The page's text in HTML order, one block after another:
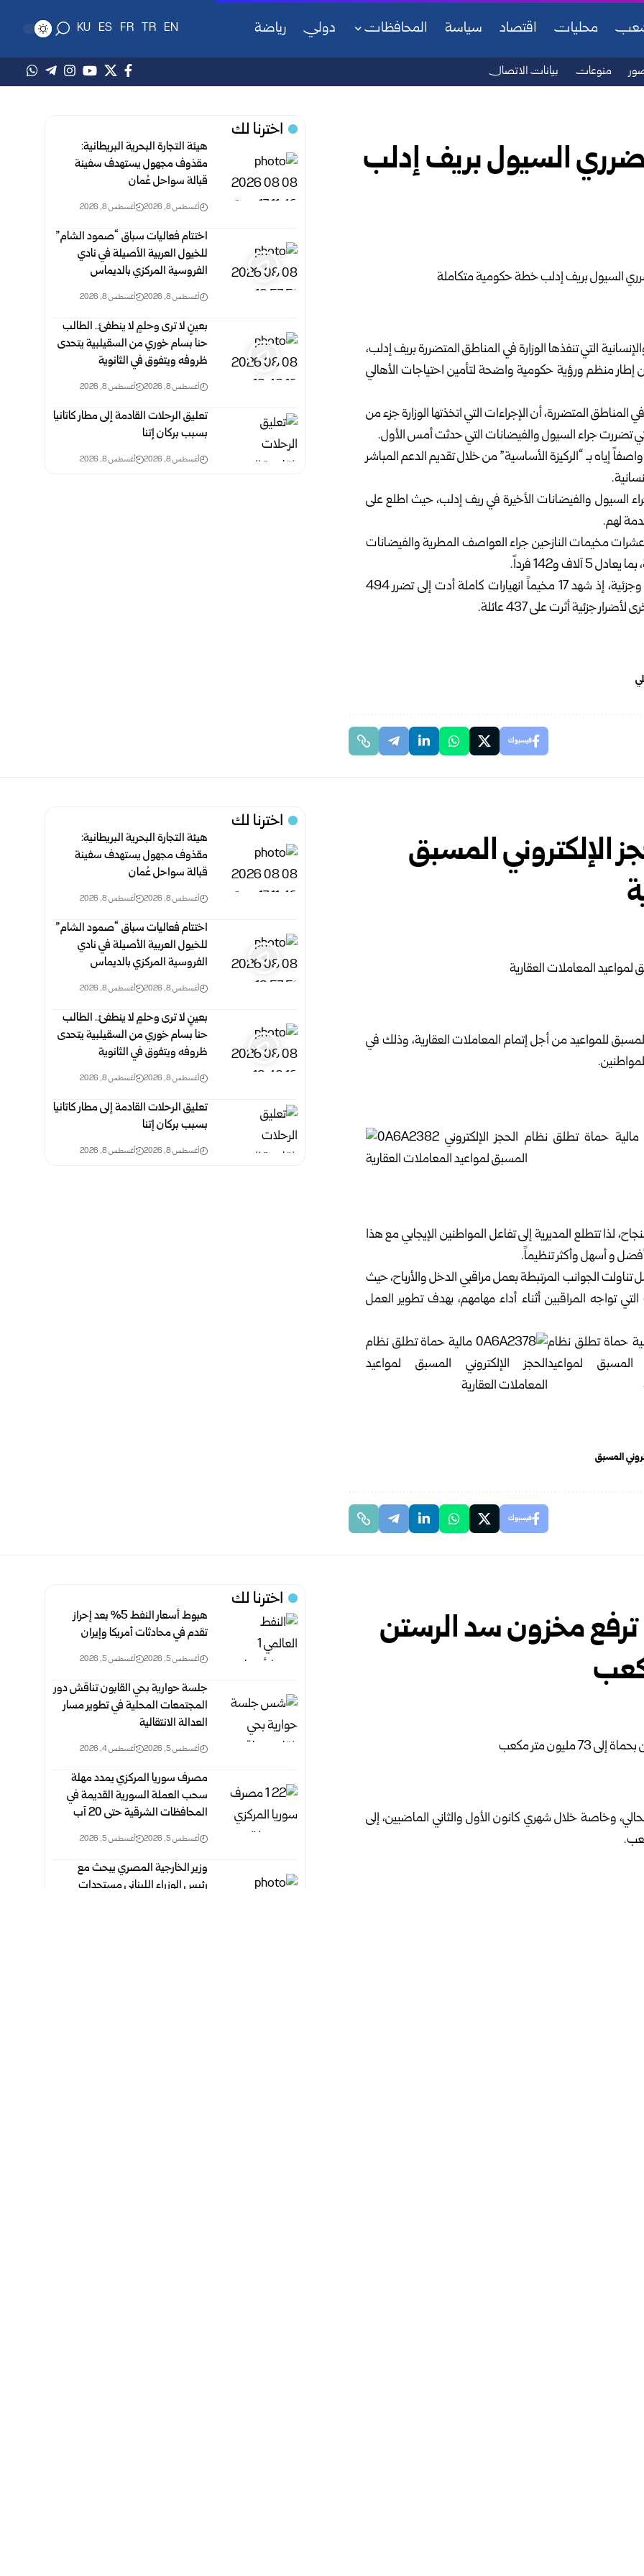
محليات اقتصاد سياسة المحافظات دولي رياضة EN
TR
FR
ES
KU
منوعات بيانات الاتصال
السيول بريف إدلب
التي تنفذها الوزارة في المناطق المتضررة بريفإدلب،
منظم ورؤية حكومية واضحة لتأمين احتياجات الأهالي
المتضررة، أن الإجراءات التي اتخذتها الوزارة جزء من
تضررت جراء السيول والفيضانات التي حدثت أمس الأول.
إياه بـ “الركيزة الأساسية” من خلال تقديم الدعم المباشر
السيول والفيضانات الأخيرة في ريف إدلب، حيث اطلع على
لهم.
مخيمات النازحين جراء العواصف المطرية والفيضانات
وبيّنت المديرية في بيان صحفي أن الأضرار توزعت بين كلية وجزئية، إذ شهد 17 مخيماً انهيارات كاملة أدت إلى تضرر 494
فيسبوك
اخترنا لك
هيئة التجارة البحرية البريطانية:
مقذوف مجهول يستهدف سفينة
قبالة سواحل عُمان
أغسطس 8, 2026 أغسطس 8, 2026
اختتام فعاليات سباق “صمود الشام”
للخيول العربية الأصيلة في نادي
الفروسية المركزي بالديماس
أغسطس 8, 2026 أغسطس 8, 2026
بعينٍ لا ترى وحلمٍ لا ينطفئ.. الطالب
حنا بسام خوري من السقيلبية يتحدى
ظروفه ويتفوق في الثانوية
أغسطس 8, 2026 أغسطس 8, 2026
تعليق الرحلات القادمة إلى مطار كاتانيا
بسبب بركان إتنا
أغسطس 8, 2026 أغسطس 8, 2026
الإلكتروني المسبق
للمواعيد من أجل إتمام المعاملات العقارية، وذلك في
لذا تتطلع المديرية إلى تفاعل المواطنين الإيجابي مع هذا
و أسهل وأكثر تنظيماً.
الجوانب المرتبطة بعمل مراقبي الدخل والأرباح، حيث
تواجه المراقبين أثناء أداء مهامهم، بهدف تطوير العمل
المسبق
فيسبوك
اخترنا لك
هيئة التجارة البحرية البريطانية:
مقذوف مجهول يستهدف سفينة
قبالة سواحل عُمان
أغسطس 8, 2026 أغسطس 8, 2026
اختتام فعاليات سباق “صمود الشام”
للخيول العربية الأصيلة في نادي
الفروسية المركزي بالديماس
أغسطس 8, 2026 أغسطس 8, 2026
بعينٍ لا ترى وحلمٍ لا ينطفئ.. الطالب
حنا بسام خوري من السقيلبية يتحدى
ظروفه ويتفوق في الثانوية
أغسطس 8, 2026 أغسطس 8, 2026
تعليق الرحلات القادمة إلى مطار كاتانيا
بسبب بركان إتنا
أغسطس 8, 2026 أغسطس 8, 2026
ترفع مخزون سد الرستن
وخاصة خلال شهري كانون الأول والثاني الماضيين، إلى
اخترنا لك
هبوط أسعار النفط 5% بعد إحراز
تقدم في محادثات أمريكا وإيران
أغسطس 5, 2026 أغسطس 5, 2026
جلسة حوارية بحي القابون تناقش دور
المجتمعات المحلية في تطوير مسار
العدالة الانتقالية
أغسطس 5, 2026 أغسطس 4, 2026
مصرف سوريا المركزي يمدد مهلة
سحب العملة السورية القديمة في
المحافظات الشرقية حتى 20 آب
أغسطس 5, 2026 أغسطس 5, 2026
وزير الخارجية المصري يبحث مع
رئيس الوزراء اللبناني مستجدات